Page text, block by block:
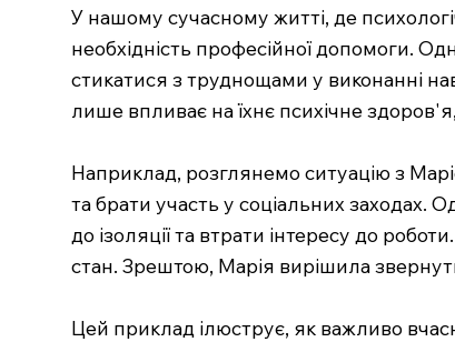
У нашому сучасному житті, де
необхідність професійної допомоги.
стикатися з труднощами у виконанні
лише впливає на їхнє психічне
Наприклад, розглянемо ситуацію з
та брати участь у соціальних заходах.
до ізоляції та втрати інтересу до
стан. Зрештою, Марія вирішила
Цей приклад ілюструє, як важливо